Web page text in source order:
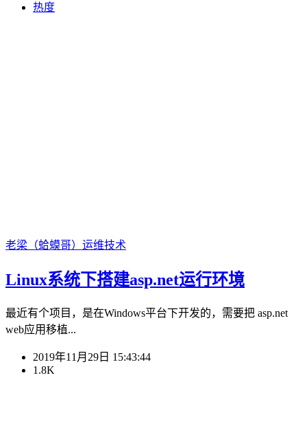
热度
老梁（蛤蟆哥） 运维技术
Linux系统下搭建asp.net运行环境
最近有个项目，是在Windows平台下开发的，需要把 asp.net
web应用移植...
2019年11月29日 15:43:44
1.8K